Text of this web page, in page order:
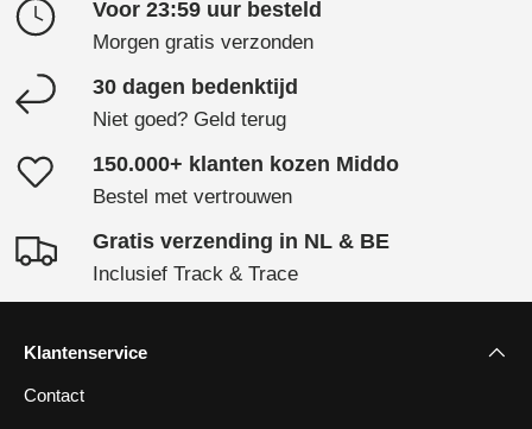
Voor 23:59 uur besteld
Morgen gratis verzonden
30 dagen bedenktijd
Niet goed? Geld terug
150.000+ klanten kozen Middo
Bestel met vertrouwen
Gratis verzending in NL & BE
Inclusief Track & Trace
Klantenservice
Contact